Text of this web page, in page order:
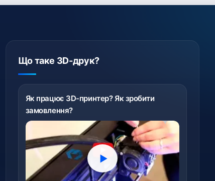
Що таке 3D-друк?
Як працює 3D-принтер? Як зробити
замовлення?